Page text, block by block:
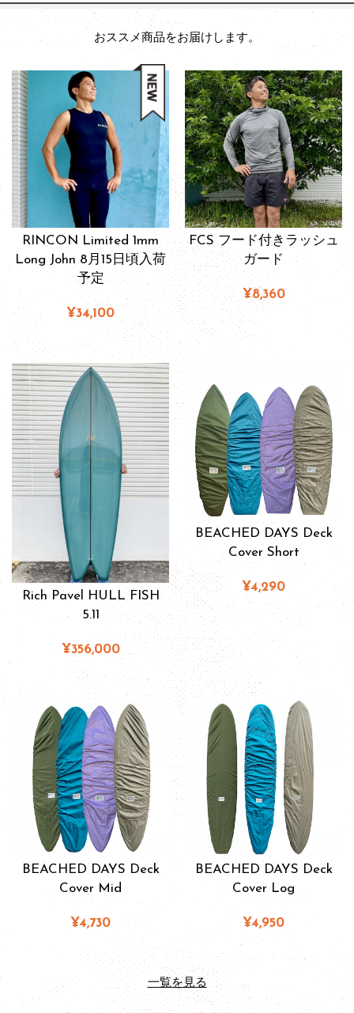
おススメ商品をお届けします。
RINCON Limited 1mm
Long John 8月15日頃入荷
予定
¥34,100
FCS フード付きラッシュ
ガード
¥8,360
Rich Pavel HULL FISH
5.11
¥356,000
BEACHED DAYS Deck
Cover Short
¥4,290
BEACHED DAYS Deck
Cover Mid
¥4,730
BEACHED DAYS Deck
Cover Log
¥4,950
一覧を見る